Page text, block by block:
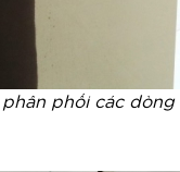
phối các